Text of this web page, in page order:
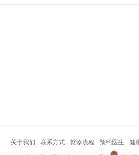
关于我们 - 联系方式 - 就诊流程 - 预约医生 - 健